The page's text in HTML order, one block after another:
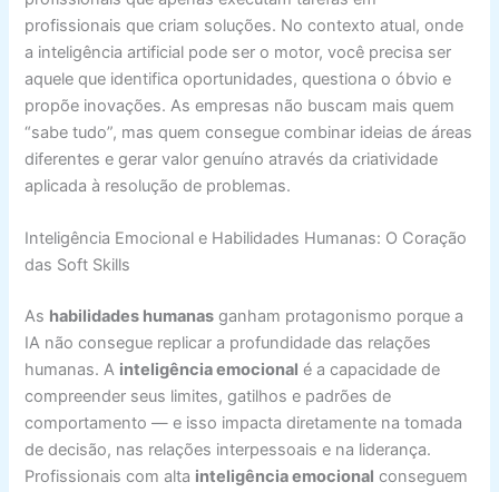
profissionais que criam soluções. No contexto atual, onde
a inteligência artificial pode ser o motor, você precisa ser
aquele que identifica oportunidades, questiona o óbvio e
propõe inovações. As empresas não buscam mais quem
“sabe tudo”, mas quem consegue combinar ideias de áreas
diferentes e gerar valor genuíno através da criatividade
aplicada à resolução de problemas.
Inteligência Emocional e Habilidades Humanas: O Coração
das Soft Skills
As habilidades humanas ganham protagonismo porque a
IA não consegue replicar a profundidade das relações
humanas. A inteligência emocional é a capacidade de
compreender seus limites, gatilhos e padrões de
comportamento — e isso impacta diretamente na tomada
de decisão, nas relações interpessoais e na liderança.
Profissionais com alta inteligência emocional conseguem